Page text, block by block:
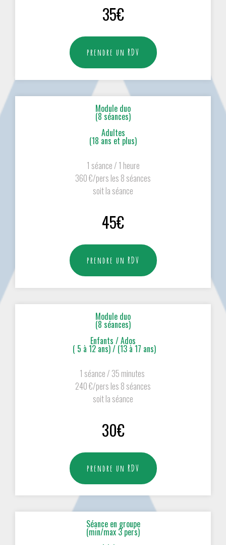
35€
prendre un RDV
Module duo
(8 séances)
Adultes
(18 ans et plus)
1 séance / 1 heure
360 €/pers les 8 séances
soit la séance
45€
prendre un RDV
Module duo
(8 séances)
Enfants / Ados
( 5 à 12 ans) / (13 à 17 ans)
1 séance / 35 minutes
240 €/pers les 8 séances
soit la séance
30€
prendre un RDV
Séance en groupe
(min/max 3 pers)